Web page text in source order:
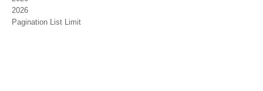
Australie et Océanie
2026
Pagination List Limit